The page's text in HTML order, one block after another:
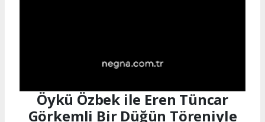
Öykü Özbek ile Eren Tüncar
Görkemli Bir Düğün Töreniyle